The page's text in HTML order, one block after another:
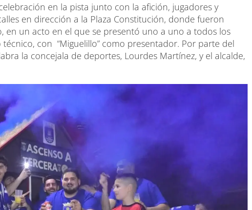
en la pista junto con la afición, jugadores y
en dirección a la Plaza Constitución, donde fueron
en un acto en el que se presentó uno a uno a todos los
con “Miguelillo” como presentador. Por parte del
la concejala de deportes, Lourdes Martínez, y el alcalde,